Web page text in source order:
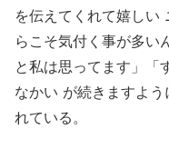
を伝えてくれて嬉しい
らこそ気付く事が多い
と私は思ってます」「
なかい が続きますよ
れている。